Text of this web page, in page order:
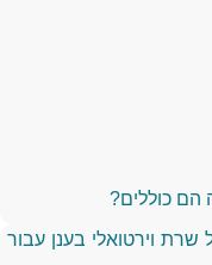
הם כוללים?